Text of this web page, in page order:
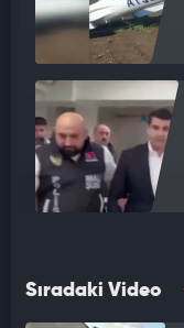
Sıradaki Video